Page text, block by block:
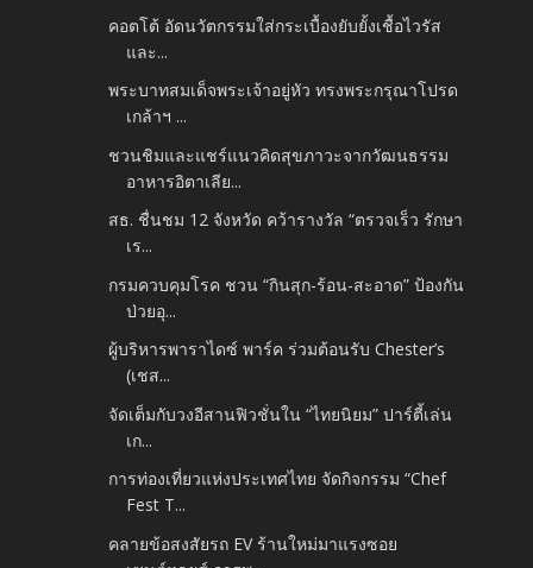
คอตโต้ อัดนวัตกรรมใส่กระเบื้องยับยั้งเชื้อไวรัส
และ...
พระบาทสมเด็จพระเจ้าอยู่หัว ทรงพระกรุณาโปรด
เกล้าฯ ...
ชวนชิมและแชร์แนวคิดสุขภาวะจากวัฒนธรรม
อาหารอิตาเลีย...
สธ. ชื่นชม 12 จังหวัด คว้ารางวัล “ตรวจเร็ว รักษา
เร...
กรมควบคุมโรค ชวน “กินสุก-ร้อน-สะอาด” ป้องกัน
ป่วยอุ...
ผู้บริหารพาราไดซ์ พาร์ค ร่วมต้อนรับ Chester’s
(เชส...
จัดเต็มกับวงอีสานฟิวชั่นใน “ไทยนิยม” ปาร์ตี้เล่น
เก...
การท่องเที่ยวแห่งประเทศไทย จัดกิจกรรม “Chef
Fest T...
คลายข้อสงสัยรถ EV ร้านใหม่มาแรงซอย